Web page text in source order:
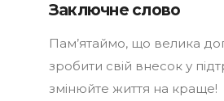
Заключне слово
Пам’ятаймо, що велика
зробити свій внесок у
змінюйте життя на краще!